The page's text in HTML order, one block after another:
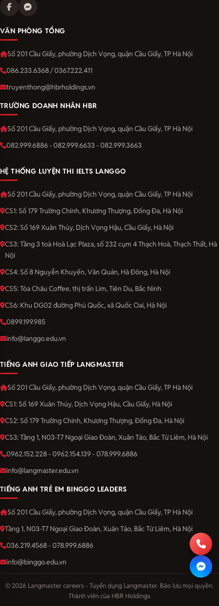
VĂN PHÒNG TỔNG
Số 201 Cầu Giấy, phường Dịch Vọng, quận Cầu Giấy, TP Hà Nội
086.233.6368 / 0367.222.411
truyenthong@hbrholdings.vn
TRƯỜNG DOANH NHÂN HBR
Số 201 Cầu Giấy, phường Dịch Vọng, quận Cầu Giấy, TP Hà Nội
082.999.6886 - 082.999.6633 - 082.999.3663
HỆ THỐNG LUYỆN THI IELTS LANGGO
Số 201 Cầu Giấy, phường Dịch Vọng, quận Cầu Giấy, TP Hà Nội
CS1: Số 179 Trường Chinh, Khương Thượng, Đống Đa, Hà Nội
CS2: Số 169 Xuân Thủy, Dịch Vọng Hậu, Cầu Giấy, Hà Nội
CS3: Tầng 3 toà Hoà Lạc Plaza, số 232 cụm 4 Thạch Hoà, Thạch Thất, Hà
Nội
CS4: Số 8 Nguyễn Khuyến, Văn Quán, Hà Đông, Hà Nội
CS5: Tòa Châu Coffee, thị trấn Lim, Tiên Du, Bắc Ninh
CS6: Khu DG02 đường Phủ Quốc, xã Quốc Oai, Hà Nội
0899.199.985
info@langgo.edu.vn
TIẾNG ANH GIAO TIẾP LANGMASTER
Số 201 Cầu Giấy, phường Dịch Vọng, quận Cầu Giấy, TP Hà Nội
CS1: Số 169 Xuân Thủy, Dịch Vọng Hậu, Cầu Giấy, Hà Nội
CS2: Số 179 Trường Chinh, Khương Thượng, Đống Đa, Hà Nội
CS3: Tầng 1, N03-T7 Ngoại Giao Đoàn, Xuân Tảo, Bắc Từ Liêm, Hà Nội
0962.152.228 - 0962.154.139 - 078.999.6886
info@langmaster.edu.vn
TIẾNG ANH TRẺ EM BINGGO LEADERS
Số 201 Cầu Giấy, phường Dịch Vọng, quận Cầu Giấy, TP Hà Nội
Tầng 1, N03-T7 Ngoại Giao Đoàn, Xuân Tảo, Bắc Từ Liêm, Hà Nội
036.219.4568 - 078.999.6886
info@binggo.edu.vn
© 2026 Langmaster careers - Tuyển dụng Langmaster. Bảo lưu mọi quyền.
Thành viên của HBR Holdings